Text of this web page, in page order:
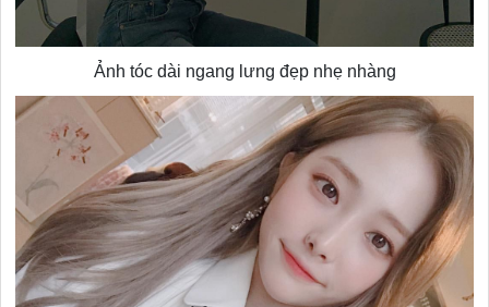
Ảnh tóc dài ngang lưng đẹp nhẹ nhàng